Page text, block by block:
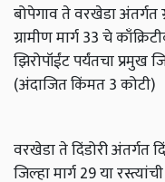
बोपेगाव ते वरखेडा
ग्रामीण मार्ग 33 चे
झिरोपॉईंट पर्यंतचा प्रमुख
(अंदाजित किंमत 3 कोटी)
वरखेडा ते दिंडोरी अंतर्गत
जिल्हा मार्ग 29 या